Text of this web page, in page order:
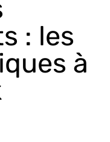
: les
à